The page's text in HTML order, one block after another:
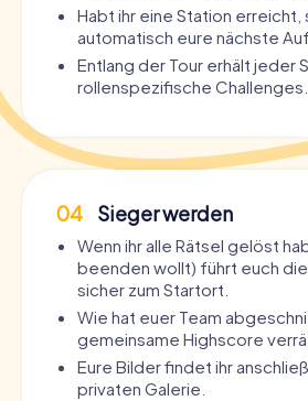
Habt ihr eine Station
automatisch eure nächste
Entlang der Tour erhält jeder
rollenspezifische Challenges.
04 Sieger werden
Wenn ihr alle Rätsel gelöst
beenden wollt) führt euch
sicher zum Startort.
Wie hat euer Team
gemeinsame Highscore
Eure Bilder findet ihr
privaten Galerie.